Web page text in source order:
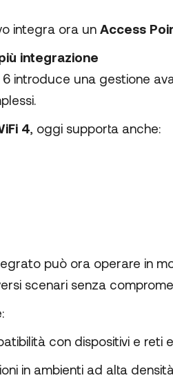
integra ora un Access
integrazione
6 introduce una gestione
4, oggi supporta anche:
può ora operare in
scenari senza
con dispositivi e reti
in ambienti ad alta